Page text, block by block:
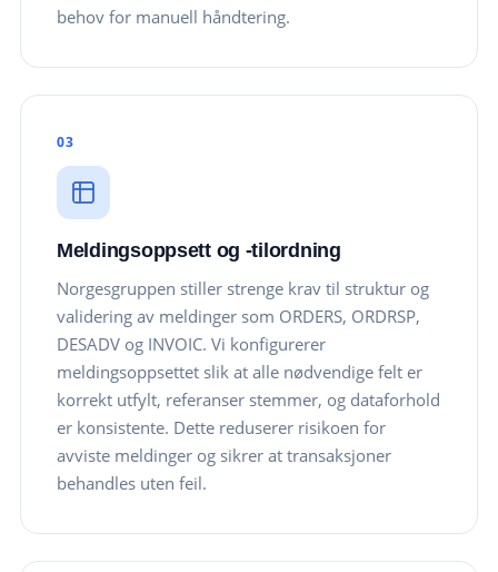
behov for manuell håndtering.
03
Meldingsoppsett og -tilordning
Norgesgruppen stiller strenge krav til struktur og
validering av meldinger som ORDERS, ORDRSP,
DESADV og INVOIC. Vi konfigurerer
meldingsoppsettet slik at alle nødvendige felt er
korrekt utfylt, referanser stemmer, og dataforhold
er konsistente. Dette reduserer risikoen for
avviste meldinger og sikrer at transaksjoner
behandles uten feil.